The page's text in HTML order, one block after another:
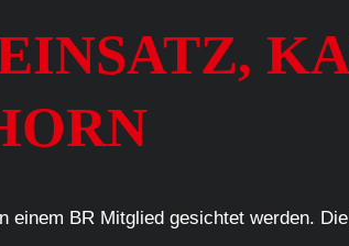
BR Mitglied gesichtet werden.